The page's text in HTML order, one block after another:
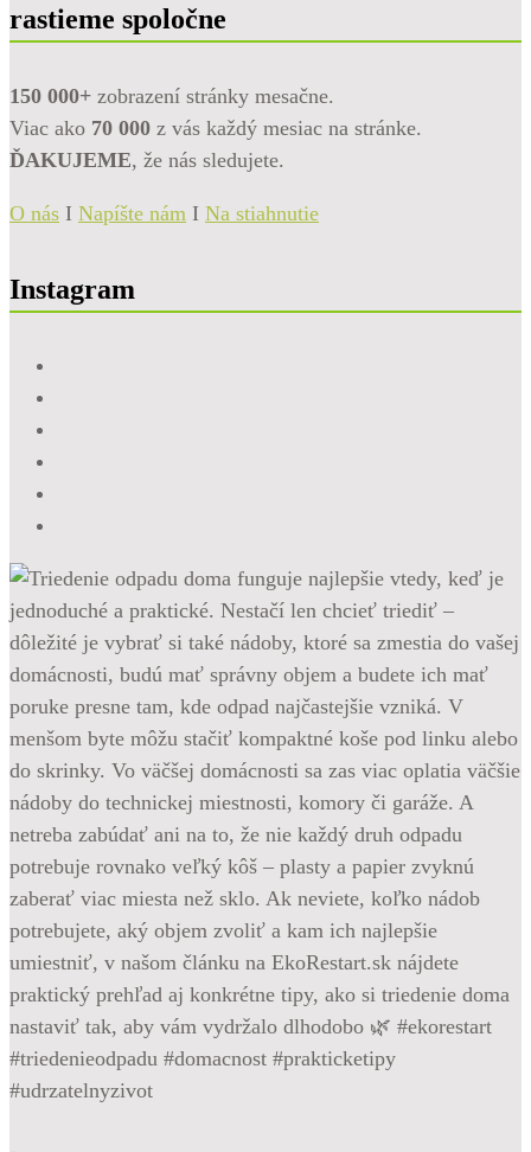
rastieme spoločne
150 000+ zobrazení stránky mesačne.
Viac ako 70 000 z vás každý mesiac na stránke.
ĎAKUJEME, že nás sledujete.
O nás I Napíšte nám I Na stiahnutie
Instagram